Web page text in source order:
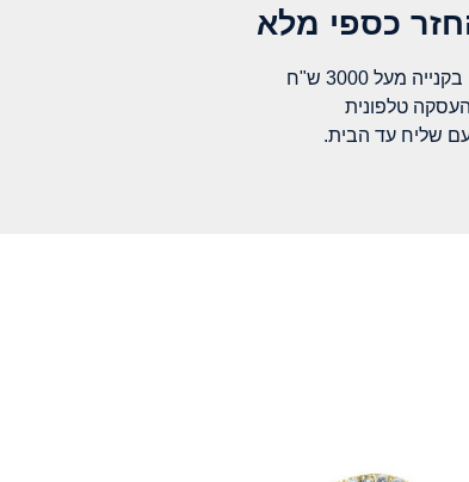
כספי מלא​
מעל 3000 ש"ח
טלפונית
שליח עד הבית.